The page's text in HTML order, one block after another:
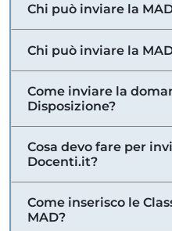
Chi può inviare la
Chi può inviare la
Come inviare la
Disposizione?
Cosa devo fare per
Docenti.it?
Come inserisco le
MAD?